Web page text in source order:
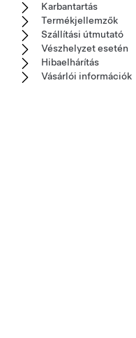
Karbantartás
Termékjellemzők
Szállítási útmutató
Vészhelyzet esetén
Hibaelhárítás
Vásárlói információk